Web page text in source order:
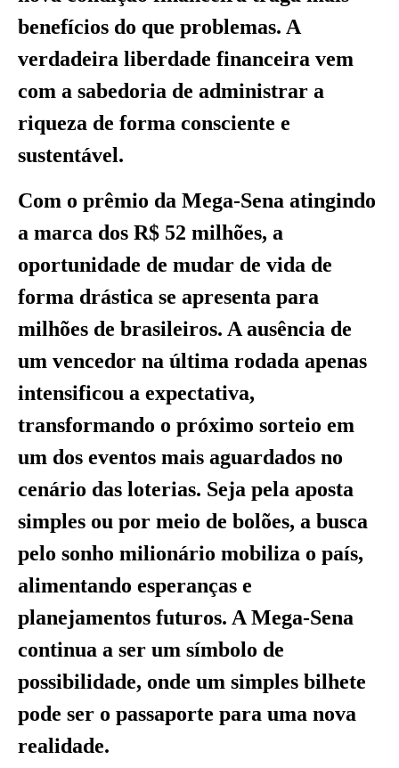
benefícios do que problemas. A
verdadeira liberdade financeira vem
com a sabedoria de administrar a
riqueza de forma consciente e
sustentável.
Com o prêmio da Mega-Sena atingindo
a marca dos R$ 52 milhões, a
oportunidade de mudar de vida de
forma drástica se apresenta para
milhões de brasileiros. A ausência de
um vencedor na última rodada apenas
intensificou a expectativa,
transformando o próximo sorteio em
um dos eventos mais aguardados no
cenário das loterias. Seja pela aposta
simples ou por meio de bolões, a busca
pelo sonho milionário mobiliza o país,
alimentando esperanças e
planejamentos futuros. A Mega-Sena
continua a ser um símbolo de
possibilidade, onde um simples bilhete
pode ser o passaporte para uma nova
realidade.